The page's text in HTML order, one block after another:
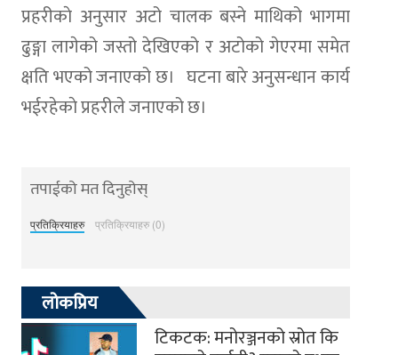
प्रहरीकाे अनुसार अटो चालक बस्ने माथिको भागमा
ढुङ्गा लागेको जस्तो देखिएको र अटोको गेएरमा समेत
क्षति भएको जनाएको छ। घटना बारे अनुसन्धान कार्य
भईरहेकाे प्रहरीले जनाएको छ।
तपाईको मत दिनुहोस्
प्रतिक्रियाहरु प्रतिक्रियाहरु (0)
लोकप्रिय
टिकटक: मनोरञ्जनको स्रोत कि